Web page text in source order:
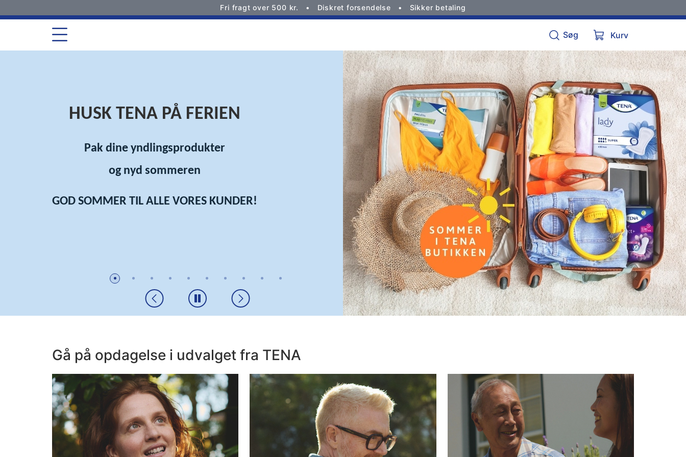
Fri fragt over 500 kr. Diskret forsendelse Sikker betaling
Søg Kurv
HUSK TENA PÅ FERIEN
Pak dine yndlingsprodukter
og nyd sommeren
GOD SOMMER TIL ALLE VORES KUNDER!
Gå på opdagelse i udvalget fra TENA